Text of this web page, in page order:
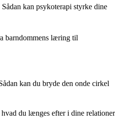
kan psykoterapi styrke dine
barndommens læring til
kan du bryde den onde cirkel
du længes efter i dine relationer